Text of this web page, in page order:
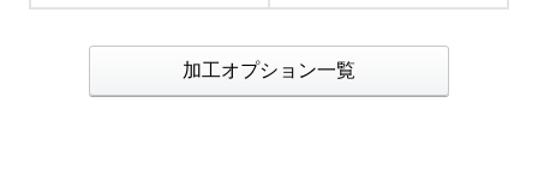
加工オプション一覧